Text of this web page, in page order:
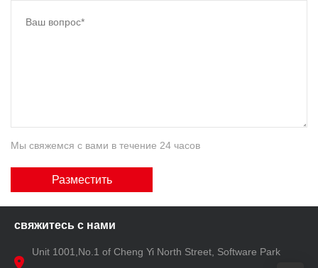
Мы свяжемся с вами в течение 24 часов
Разместить
свяжитесь с нами
Unit 1001,No.1 of Cheng Yi North Street, Software Park